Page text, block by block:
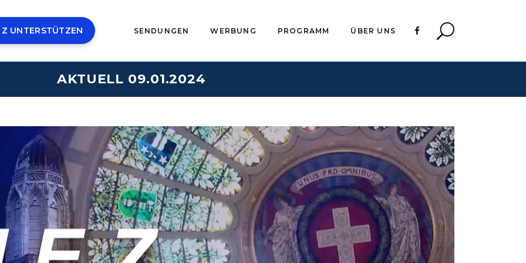
UNTERSTÜTZEN SENDUNGEN WERBUNG PROGRAMM ÜBER UNS
AKTUELL 09.01.2024